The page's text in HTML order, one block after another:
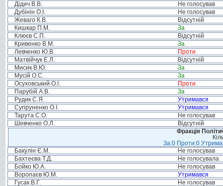
Дідич В.В.
Не голосував
Дубінін О.І.
Не голосував
Жеваго К.В.
Відсутній
Кишкар П.М.
За
Клюєв С.П.
Відсутній
Кривенко В.М.
За
Левченко Ю.В.
Проти
Матвійчук Е.Л.
Відсутній
Мисик В.Ю.
За
Мусій О.С.
За
Осуховський О.І.
Проти
Парубій А.В.
За
Рудик С.Я.
Утримався
Супруненко О.І.
Утримався
Тарута С.О.
Не голосував
Шевченко О.Л.
Відсутній
Фракція
За:0 Проти:0
Бакулін Є.М.
Не голосував
Бахтеєва Т.Д.
Не голосувала
Бойко Ю.А.
Не голосував
Воропаєв Ю.М.
Утримався
Гусак В.Г.
Не голосував